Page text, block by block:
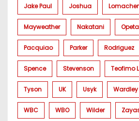
Jake Paul Joshua
Mayweather Nakatani
Pacquiao Parker Rodriguez
Spence Stevenson Teofimo
Tyson UK Usyk Wardley
WBC WBO Wilder